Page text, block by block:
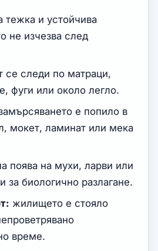
тежка и устойчива
не изчезва след
се следи по матраци,
фуги или около легло.
е попило в
мокет, ламинат или мека
поява на мухи, ларви или
за биологично разлагане.
жилището е стояло
време.